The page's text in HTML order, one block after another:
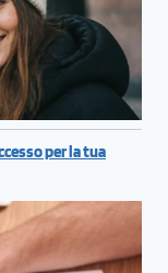
per la tua